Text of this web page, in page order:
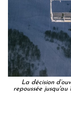
La décision
repoussée jusqu'au